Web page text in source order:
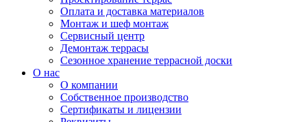
Оплата и доставка материалов
Монтаж и шеф монтаж
Сервисный центр
Демонтаж террасы
Сезонное хранение террасной доски
О нас
О компании
Собственное производство
Сертификаты и лицензии